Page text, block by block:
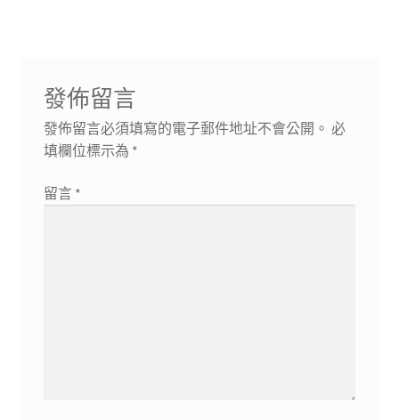
發佈留言
發佈留言必須填寫的電子郵件地址不會公開。 必
填欄位標示為 *
留言 *